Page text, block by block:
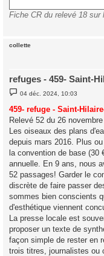
Fiche CR du relevé 18 sur
collette
refuges - 459- Saint-
M
e
s
s
a
e
04 déc. 2024, 10:03
459- refuge - Saint-
Relevé 52 du 26
Les oiseaux des plans
depuis mars 2016. Plus
la convention de base
annuelle. En 9 ans, nous
52 passages! Garder le
discrète de faire passer
sommes bien conscients
d'esthétique viennent
La presse locale est
proposer un texte de
façon simple de rester en
trois titres, journalistes ou